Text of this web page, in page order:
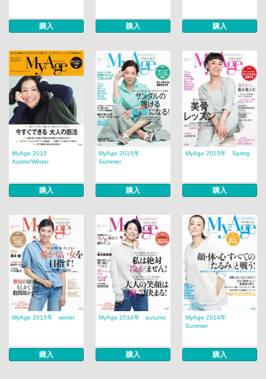
購入 購入 購入
MyAge 2015
Autmn/Winter
購入
MyAge 2015年
Summer
購入
MyAge 2015年 Spring
購入
MyAge 2015年 winter
購入
MyAge 2014年 autumn
購入
MyAge 2014年
Summer
購入